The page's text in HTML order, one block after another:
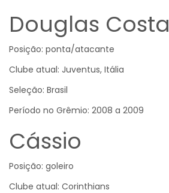
Douglas Costa
Posição: ponta/atacante
Clube atual: Juventus, Itália
Seleção: Brasil
Período no Grêmio: 2008 a 2009
Cássio
Posição: goleiro
Clube atual: Corinthians